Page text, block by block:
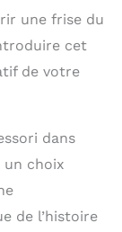
une frise du
cet
de votre
dans
un choix
de l’histoire